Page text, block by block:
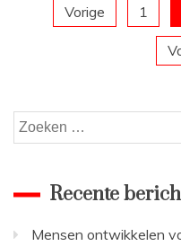
Berichten
paginering
Vorige 1
Zoeken
naar:
Recente
Mensen ontwikkelen